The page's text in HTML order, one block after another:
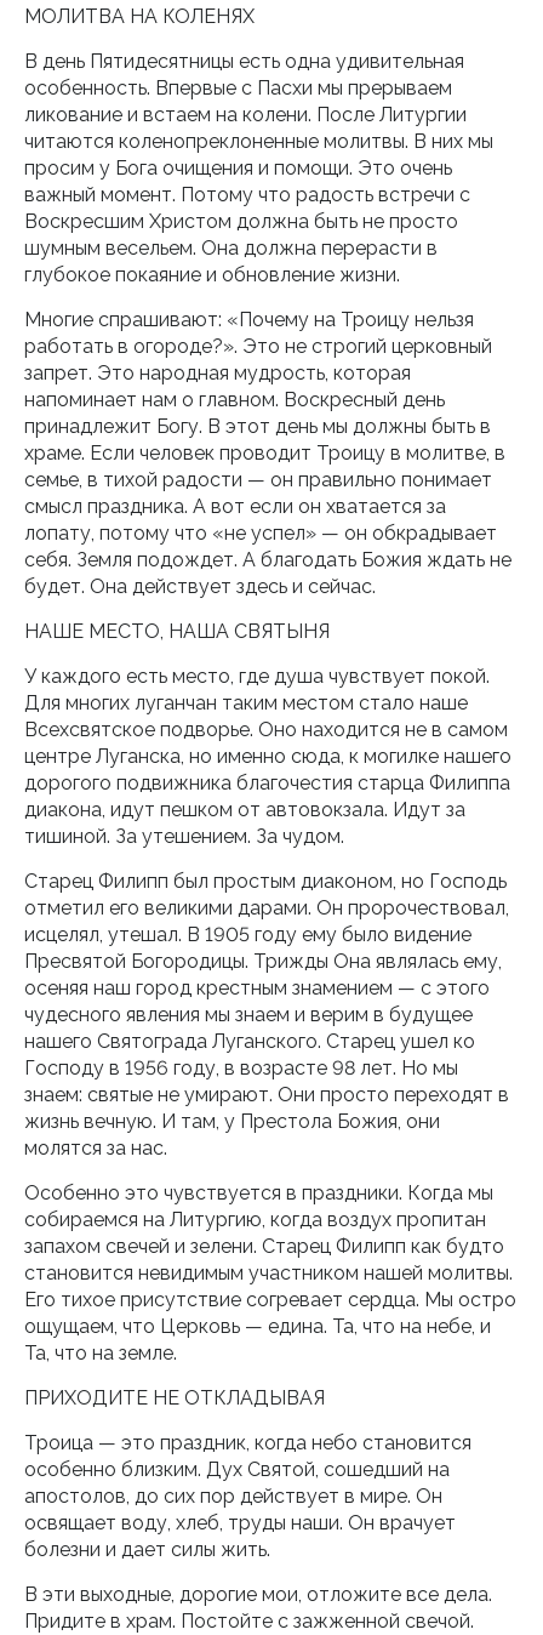
МОЛИТВА НА КОЛЕНЯХ
В день Пятидесятницы есть одна удивительная
особенность. Впервые с Пасхи мы прерываем
ликование и встаем на колени. После Литургии
читаются коленопреклоненные молитвы. В них мы
просим у Бога очищения и помощи. Это очень
важный момент. Потому что радость встречи с
Воскресшим Христом должна быть не просто
шумным весельем. Она должна перерасти в
глубокое покаяние и обновление жизни.
Многие спрашивают: «Почему на Троицу нельзя
работать в огороде?». Это не строгий церковный
запрет. Это народная мудрость, которая
напоминает нам о главном. Воскресный день
принадлежит Богу. В этот день мы должны быть в
храме. Если человек проводит Троицу в молитве, в
семье, в тихой радости — он правильно понимает
смысл праздника. А вот если он хватается за
лопату, потому что «не успел» — он обкрадывает
себя. Земля подождет. А благодать Божия ждать не
будет. Она действует здесь и сейчас.
НАШЕ МЕСТО, НАША СВЯТЫНЯ
У каждого есть место, где душа чувствует покой.
Для многих луганчан таким местом стало наше
Всехсвятское подворье. Оно находится не в самом
центре Луганска, но именно сюда, к могилке нашего
дорогого подвижника благочестия старца Филиппа
диакона, идут пешком от автовокзала. Идут за
тишиной. За утешением. За чудом.
Старец Филипп был простым диаконом, но Господь
отметил его великими дарами. Он пророчествовал,
исцелял, утешал. В 1905 году ему было видение
Пресвятой Богородицы. Трижды Она являлась ему,
осеняя наш город крестным знамением — с этого
чудесного явления мы знаем и верим в будущее
нашего Святограда Луганского. Старец ушел ко
Господу в 1956 году, в возрасте 98 лет. Но мы
знаем: святые не умирают. Они просто переходят в
жизнь вечную. И там, у Престола Божия, они
молятся за нас.
Особенно это чувствуется в праздники. Когда мы
собираемся на Литургию, когда воздух пропитан
запахом свечей и зелени. Старец Филипп как будто
становится невидимым участником нашей молитвы.
Его тихое присутствие согревает сердца. Мы остро
ощущаем, что Церковь — едина. Та, что на небе, и
Та, что на земле.
ПРИХОДИТЕ НЕ ОТКЛАДЫВАЯ
Троица — это праздник, когда небо становится
особенно близким. Дух Святой, сошедший на
апостолов, до сих пор действует в мире. Он
освящает воду, хлеб, труды наши. Он врачует
болезни и дает силы жить.
В эти выходные, дорогие мои, отложите все дела.
Придите в храм. Постойте с зажженной свечой.